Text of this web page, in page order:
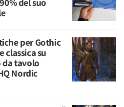
per Gothic
classica su
da tavolo
Nordic